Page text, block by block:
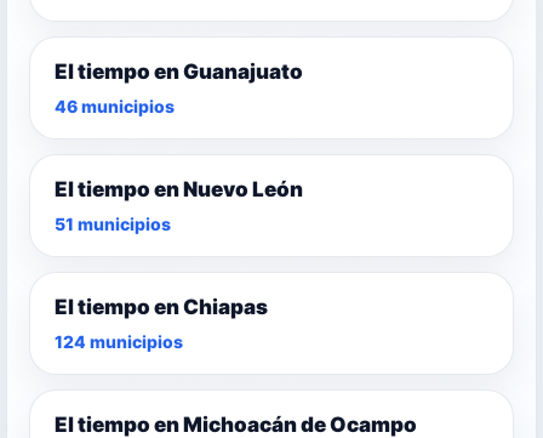
El tiempo en Guanajuato
46 municipios
El tiempo en Nuevo León
51 municipios
El tiempo en Chiapas
124 municipios
El tiempo en Michoacán de Ocampo